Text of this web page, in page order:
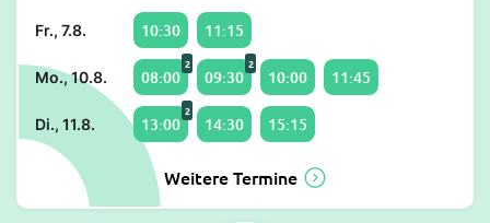
Fr., 7.8. 10:30 11:15
Mo., 10.8. 08:00
2
09:30
2
10:00 11:45
Di., 11.8. 13:00
2
14:30 15:15
Weitere Termine